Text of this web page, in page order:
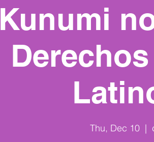
Kunumi
Thu, Dec 10
  |